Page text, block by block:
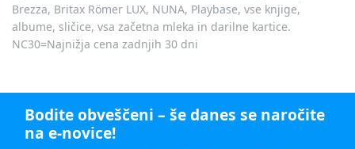
Brezza, Britax Römer LUX, NUNA, Playbase, vse knjige,
albume, sličice, vsa začetna mleka in darilne kartice.
NC30=Najnižja cena zadnjih 30 dni
Bodite obveščeni – še danes se naročite
na e-novice!